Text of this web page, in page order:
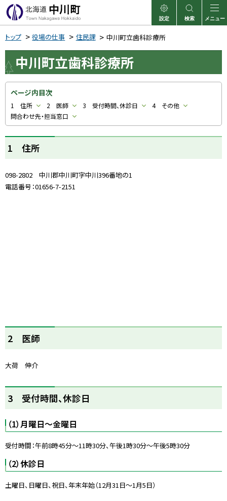
本
へ
メ
ニ
ュ
中川町 表示
設定
検索
サイト内検索
メニュー
トップ 役場の仕事 住民課 中川町立歯科診療所
中川町立歯科診療所
ページ内目次
1 住所 2 医師 3 受付時間、休診日
4 その他
問合わせ先・担当窓口
1 住所
098-2802 中川郡中川町字中川396番地の1
電話番号：01656-7-2151
ッ
に
2 医師
大荷 伸介
ッ
に
る
3 受付時間、休診日
（1）月曜日〜金曜日
受付時間：午前8時45分〜11時30分、午後1時30分〜午後5時30分
（2）休診日
土曜日、日曜日、祝日、年末年始（12月31日〜1月5日）